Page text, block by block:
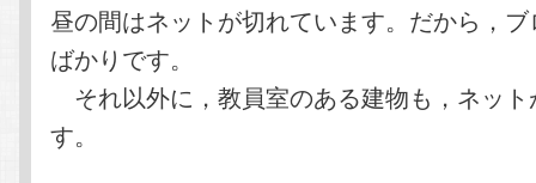
昼の間はネットが切れています。だから，
ばかりです。
それ以外に，教員室のある建物も，ネッ
す。